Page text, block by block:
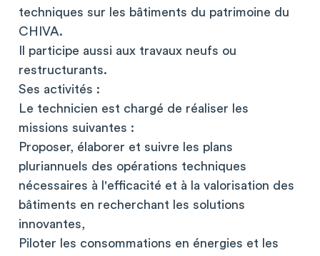
techniques sur les bâtiments du patrimoine du
CHIVA.
Il participe aussi aux travaux neufs ou
restructurants.
Ses activités :
Le technicien est chargé de réaliser les
missions suivantes :
Proposer, élaborer et suivre les plans
pluriannuels des opérations techniques
nécessaires à l'efficacité et à la valorisation des
bâtiments en recherchant les solutions
innovantes,
Piloter les consommations en énergies et les